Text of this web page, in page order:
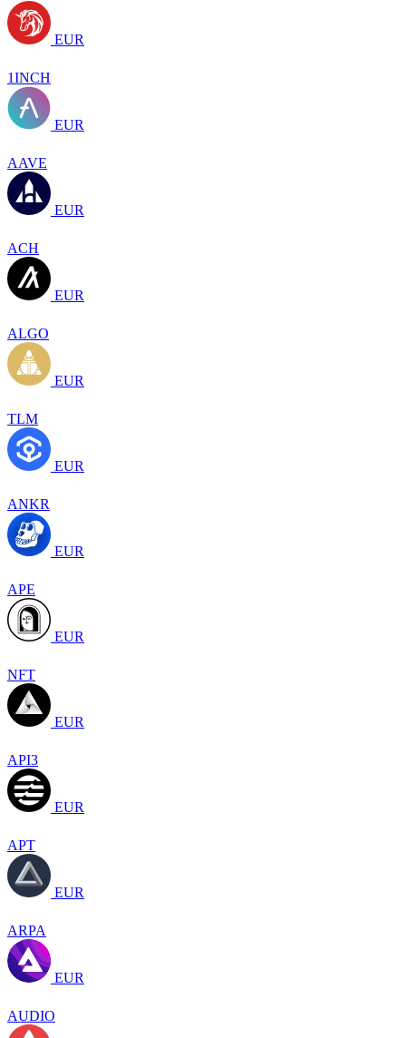
EUR
1INCH
EUR
AAVE
EUR
ACH
EUR
ALGO
EUR
TLM
EUR
ANKR
EUR
APE
EUR
NFT
EUR
API3
EUR
APT
EUR
ARPA
EUR
AUDIO